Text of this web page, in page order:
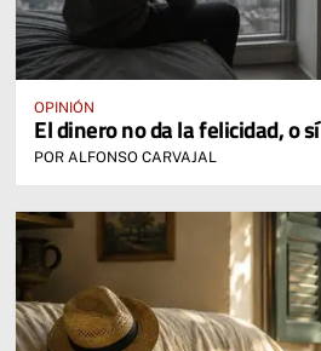
OPINIÓN
El dinero no da la felicidad, o sí
POR ALFONSO CARVAJAL